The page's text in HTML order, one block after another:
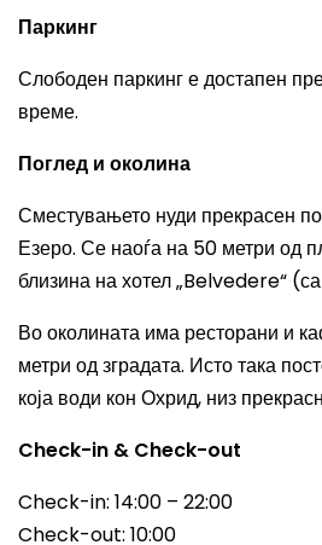
Паркинг
Слободен паркинг е достапен
време.
Поглед и околина
Сместувањето нуди прекрасен
Езеро. Се наоѓа на 50 метри од
близина на хотел „Belvedere“
Во околината има ресторани и
метри од зградата. Исто така
која води кон Охрид, низ
Check-in & Check-out
Check-in: 14:00 – 22:00
Check-out: 10:00